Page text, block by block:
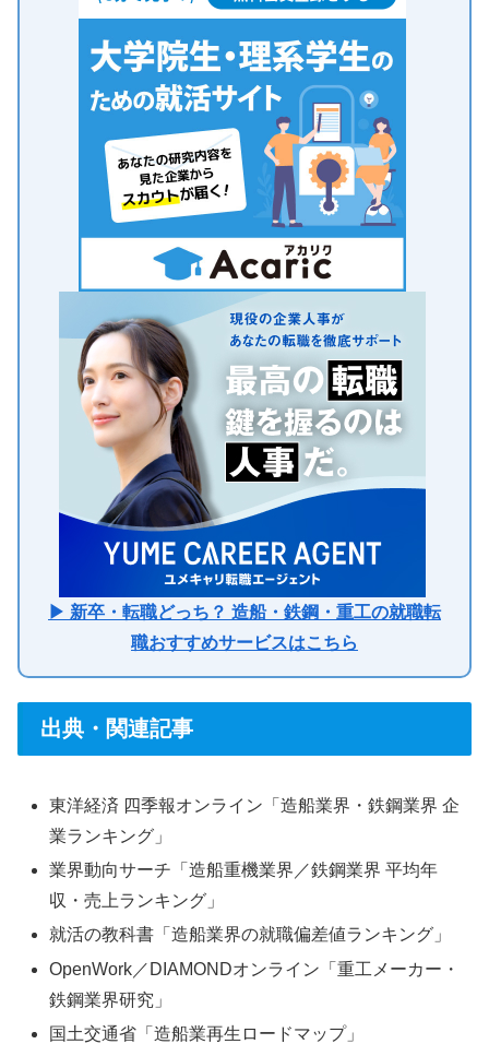
▶ 新卒・転職どっち？ 造船・鉄鋼・重工の就職転
職おすすめサービスはこちら
出典・関連記事
東洋経済 四季報オンライン「造船業界・鉄鋼業界 企
業ランキング」
業界動向サーチ「造船重機業界／鉄鋼業界 平均年
収・売上ランキング」
就活の教科書「造船業界の就職偏差値ランキング」
OpenWork／DIAMONDオンライン「重工メーカー・
鉄鋼業界研究」
国土交通省「造船業再生ロードマップ」